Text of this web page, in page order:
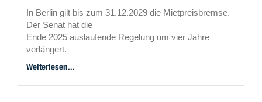
In Berlin gilt bis zum 31.12.2029 die Mietpreisbremse.
Der Senat hat die
Ende 2025 auslaufende Regelung um vier Jahre
verlängert.
Weiterlesen...